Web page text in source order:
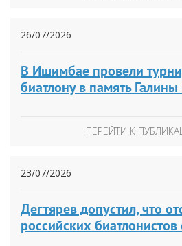
26/07/2026
В Ишимбае провели
биатлону в память
ПЕРЕЙТИ К
23/07/2026
Дегтярев допустил, что
российских биатлонистов